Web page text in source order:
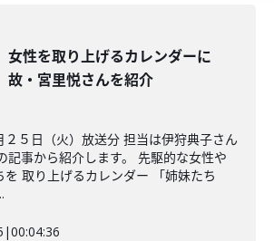
女性を取り上げるカレンダーに
故・宮里悦さんを紹介
２５日（火）放送分 担当は伊狩典子さん
記事から紹介します。 先駆的な女性や
を 取り上げるカレンダー 「姉妹たち
|00:04:36